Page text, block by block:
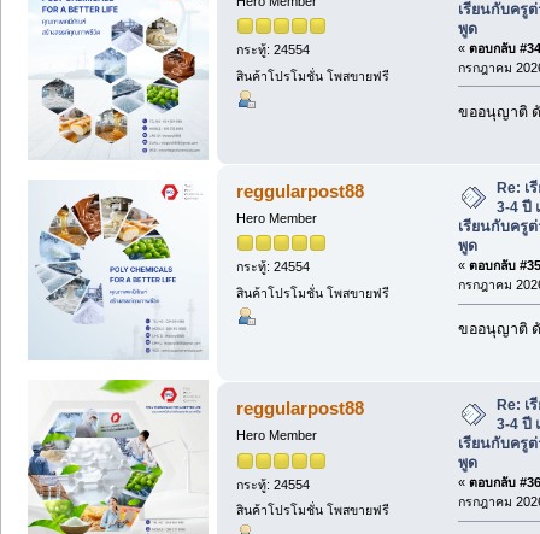
กระทู้: 24554
สินค้าโปรโมชั่น โพสขายฟรี
เรียนกับครู
พูด
« ตอบกลับ
กรกฎาคม
ขออนุญาติ
reggularpost88
Hero Member
กระทู้: 24554
สินค้าโปรโมชั่น โพสขายฟรี
Re: เ
3-4 ปี
เรียนกับครู
พูด
« ตอบกลับ
กรกฎาคม
ขออนุญาติ
reggularpost88
Hero Member
กระทู้: 24554
สินค้าโปรโมชั่น โพสขายฟรี
Re: เ
3-4 ปี
เรียนกับครู
พูด
« ตอบกลับ
กรกฎาคม